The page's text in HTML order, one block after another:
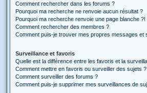
Comment rechercher dans les forums ?
Pourquoi ma recherche ne renvoie aucun résultat ?
Pourquoi ma recherche renvoie une page blanche ?!
Comment rechercher des membres ?
Comment puis-je trouver mes propres messages et
Surveillance et favoris
Quelle est la différence entre les favoris et la
Comment mettre en favoris ou surveiller des sujets ?
Comment surveiller des forums ?
Comment puis-je supprimer mes surveillances de